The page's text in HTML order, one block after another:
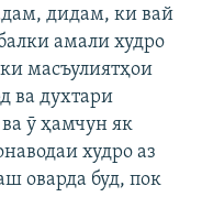
дидам, ки вай
амали худро
масъулиятҳои
ва духтари
ӯ ҳамчун як
худро аз
оварда буд, пок